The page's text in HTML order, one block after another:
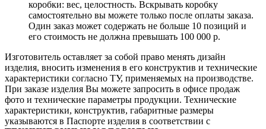
коробки: вес, целостность. Вскрывать коробку
самостоятельно вы можете только после оплаты заказа.
Один заказ может содержать не больше 10 позиций и
его стоимость не должна превышать 100 000 р.
Изготовитель оставляет за собой право менять дизайн
изделия, вносить изменения в его конструктив и технические
характеристики согласно ТУ, применяемых на производстве.
При заказе изделия Вы можете запросить в офисе продаж
фото и технические параметры продукции. Технические
характеристики, конструктив, габаритные размеры
указываются в Паспорте изделия в соответствии с